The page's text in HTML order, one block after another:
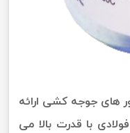
های جوجه کشی ارائه
با قدرت بالا می